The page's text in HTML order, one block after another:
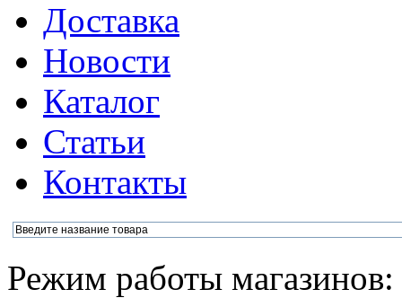
Доставка
Новости
Каталог
Статьи
Контакты
Режим работы магазинов: